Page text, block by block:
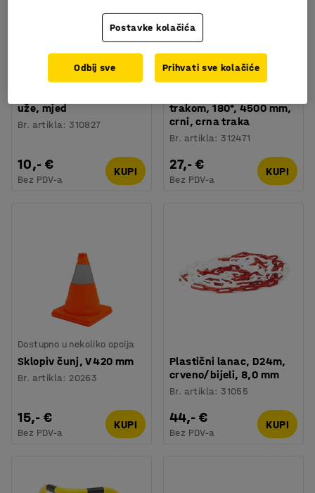
uže, mjed
Br. artikla:310827
10,- €
Bez PDV-a
KUPI
trakom, 180°, 4500 mm,
crni, crna traka
Br. artikla:312471
27,- €
Bez PDV-a
KUPI
Dostupno u nekoliko opcija
Sklopiv čunj, V 420 mm
Br. artikla: 20263
15,- €
Bez PDV-a
KUPI
Plastični lanac, D24m,
crveno/bijeli, 8,0 mm
Br. artikla:31055
44,- €
Bez PDV-a
KUPI
Postavke kolačića
Odbij sve Prihvati sve kolačiće